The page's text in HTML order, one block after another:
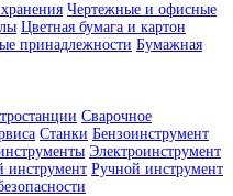
Чертежные и офисные
Цветная бумага и картон
принадлежности Бумажная
Сварочное
Станки Бензоинструмент
Электроинструмент
инструмент Ручной инструмент